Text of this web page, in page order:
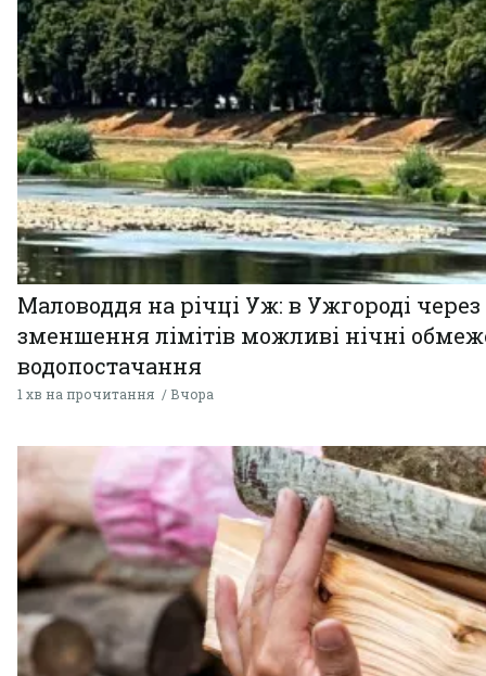
Маловоддя на річці Уж: в Ужгороді через
зменшення лімітів можливі нічні
водопостачання
1 хв на прочитання Вчора